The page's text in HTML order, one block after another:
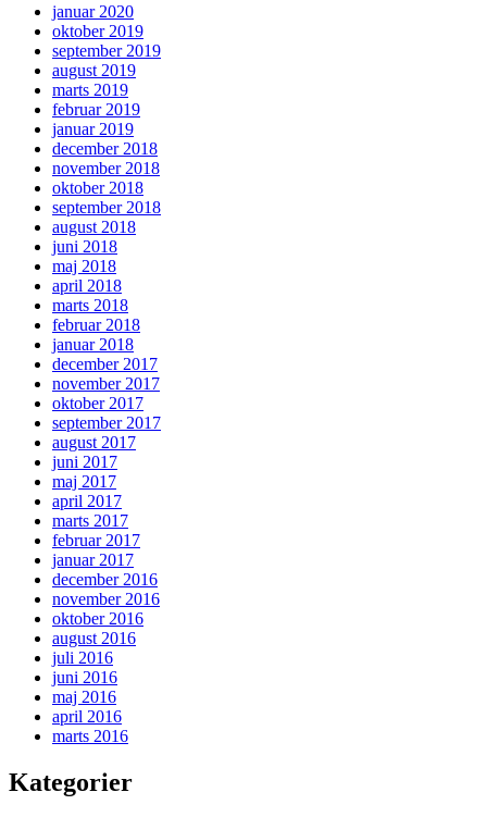
januar 2020
oktober 2019
september 2019
august 2019
marts 2019
februar 2019
januar 2019
december 2018
november 2018
oktober 2018
september 2018
august 2018
juni 2018
maj 2018
april 2018
marts 2018
februar 2018
januar 2018
december 2017
november 2017
oktober 2017
september 2017
august 2017
juni 2017
maj 2017
april 2017
marts 2017
februar 2017
januar 2017
december 2016
november 2016
oktober 2016
august 2016
juli 2016
juni 2016
maj 2016
april 2016
marts 2016
Kategorier